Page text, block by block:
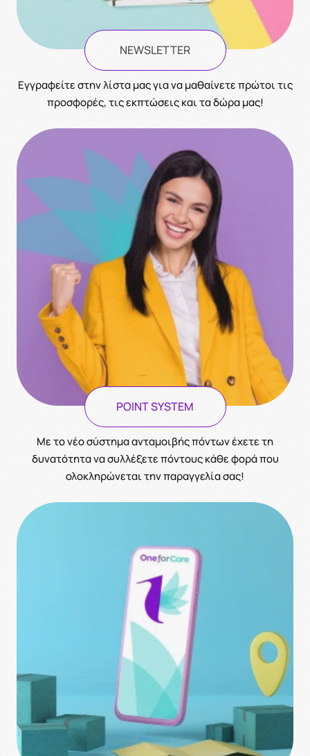
NEWSLETTER
Eγγραφείτε στην λίστα μας για να μαθαίνετε πρώτοι τις
προσφορές, τις εκπτώσεις και τα δώρα μας!
POINT SYSTEM
Με το νέο σύστημα ανταμοιβής πόντων έχετε τη
δυνατότητα να συλλέξετε πόντους κάθε φορά που
ολοκληρώνεται την παραγγελία σας!